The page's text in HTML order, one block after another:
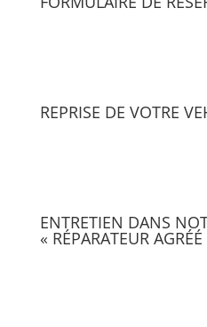
REPRISE DE VOTRE
ENTRETIEN DANS
« RÉPARATEUR AGRÉÉ